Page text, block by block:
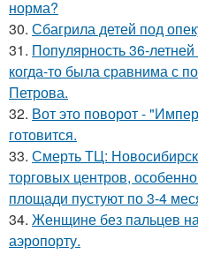
норма?
30. Сбагрила детей под
31. Популярность 36-
когда-то была сравнима с
Петрова.
32. Вот это поворот -
готовится.
33. Смерть ТЦ:
торговых центров,
площади пустуют по 3-4
34. Женщине без пальцев
аэропорту.